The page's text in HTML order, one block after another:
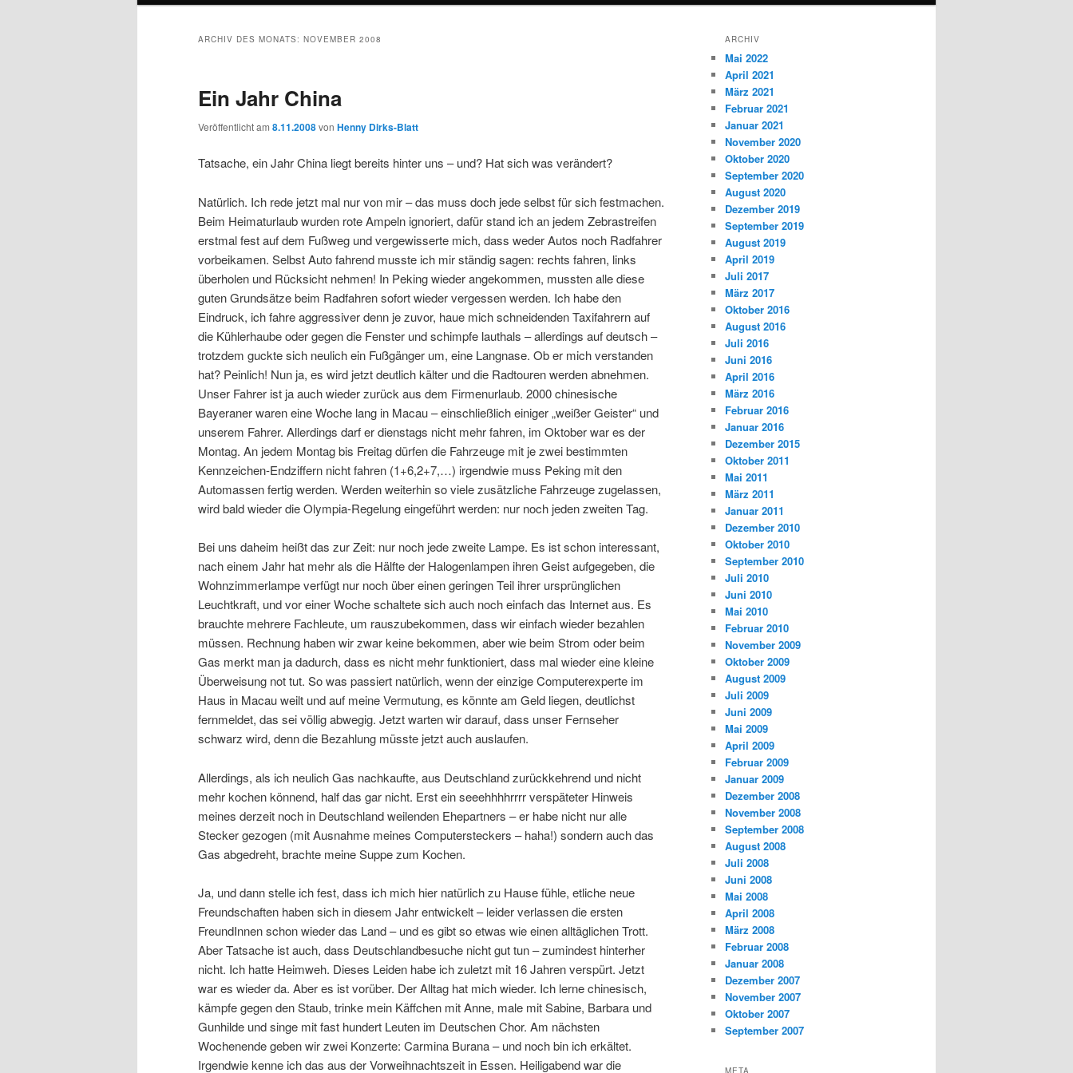
ARCHIV DES MONATS: NOVEMBER 2008
Ein Jahr China
Veröffentlicht am 8.11.2008von Henny Dirks-Blatt
Tatsache, ein Jahr China liegt bereits hinter uns – und? Hat sich was verändert?
Natürlich. Ich rede jetzt mal nur von mir – das muss doch jede selbst für sich festmachen.
Beim Heimaturlaub wurden rote Ampeln ignoriert, dafür stand ich an jedem Zebrastreifen
erstmal fest auf dem Fußweg und vergewisserte mich, dass weder Autos noch Radfahrer
vorbeikamen. Selbst Auto fahrend musste ich mir ständig sagen: rechts fahren, links
überholen und Rücksicht nehmen! In Peking wieder angekommen, mussten alle diese
guten Grundsätze beim Radfahren sofort wieder vergessen werden. Ich habe den
Eindruck, ich fahre aggressiver denn je zuvor, haue mich schneidenden Taxifahrern auf
die Kühlerhaube oder gegen die Fenster und schimpfe lauthals – allerdings auf deutsch –
trotzdem guckte sich neulich ein Fußgänger um, eine Langnase. Ob er mich verstanden
hat? Peinlich! Nun ja, es wird jetzt deutlich kälter und die Radtouren werden abnehmen.
Unser Fahrer ist ja auch wieder zurück aus dem Firmenurlaub. 2000 chinesische
Bayeraner waren eine Woche lang in Macau – einschließlich einiger „weißer Geister“ und
unserem Fahrer. Allerdings darf er dienstags nicht mehr fahren, im Oktober war es der
Montag. An jedem Montag bis Freitag dürfen die Fahrzeuge mit je zwei bestimmten
Kennzeichen-Endziffern nicht fahren (1+6,2+7,…) irgendwie muss Peking mit den
Automassen fertig werden. Werden weiterhin so viele zusätzliche Fahrzeuge zugelassen,
wird bald wieder die Olympia-Regelung eingeführt werden: nur noch jeden zweiten Tag.
Bei uns daheim heißt das zur Zeit: nur noch jede zweite Lampe. Es ist schon interessant,
nach einem Jahr hat mehr als die Hälfte der Halogenlampen ihren Geist aufgegeben, die
Wohnzimmerlampe verfügt nur noch über einen geringen Teil ihrer ursprünglichen
Leuchtkraft, und vor einer Woche schaltete sich auch noch einfach das Internet aus. Es
brauchte mehrere Fachleute, um rauszubekommen, dass wir einfach wieder bezahlen
müssen. Rechnung haben wir zwar keine bekommen, aber wie beim Strom oder beim
Gas merkt man ja dadurch, dass es nicht mehr funktioniert, dass mal wieder eine kleine
Überweisung not tut. So was passiert natürlich, wenn der einzige Computerexperte im
Haus in Macau weilt und auf meine Vermutung, es könnte am Geld liegen, deutlichst
fernmeldet, das sei völlig abwegig. Jetzt warten wir darauf, dass unser Fernseher
schwarz wird, denn die Bezahlung müsste jetzt auch auslaufen.
Allerdings, als ich neulich Gas nachkaufte, aus Deutschland zurückkehrend und nicht
mehr kochen könnend, half das gar nicht. Erst ein seeehhhhrrrr verspäteter Hinweis
meines derzeit noch in Deutschland weilenden Ehepartners – er habe nicht nur alle
Stecker gezogen (mit Ausnahme meines Computersteckers – haha!) sondern auch das
Gas abgedreht, brachte meine Suppe zum Kochen.
Ja, und dann stelle ich fest, dass ich mich hier natürlich zu Hause fühle, etliche neue
Freundschaften haben sich in diesem Jahr entwickelt – leider verlassen die ersten
FreundInnen schon wieder das Land – und es gibt so etwas wie einen alltäglichen Trott.
Aber Tatsache ist auch, dass Deutschlandbesuche nicht gut tun – zumindest hinterher
nicht. Ich hatte Heimweh. Dieses Leiden habe ich zuletzt mit 16 Jahren verspürt. Jetzt
war es wieder da. Aber es ist vorüber. Der Alltag hat mich wieder. Ich lerne chinesisch,
kämpfe gegen den Staub, trinke mein Käffchen mit Anne, male mit Sabine, Barbara und
Gunhilde und singe mit fast hundert Leuten im Deutschen Chor. Am nächsten
Wochenende geben wir zwei Konzerte: Carmina Burana – und noch bin ich erkältet.
Irgendwie kenne ich das aus der Vorweihnachtszeit in Essen. Heiligabend war die
ARCHIV
Mai 2022
April 2021
März 2021
Februar 2021
Januar 2021
November 2020
Oktober 2020
September 2020
August 2020
Dezember 2019
September 2019
August 2019
April 2019
Juli 2017
März 2017
Oktober 2016
August 2016
Juli 2016
Juni 2016
April 2016
März 2016
Februar 2016
Januar 2016
Dezember 2015
Oktober 2011
Mai 2011
März 2011
Januar 2011
Dezember 2010
Oktober 2010
September 2010
Juli 2010
Juni 2010
Mai 2010
Februar 2010
November 2009
Oktober 2009
August 2009
Juli 2009
Juni 2009
Mai 2009
April 2009
Februar 2009
Januar 2009
Dezember 2008
November 2008
September 2008
August 2008
Juli 2008
Juni 2008
Mai 2008
April 2008
März 2008
Februar 2008
Januar 2008
Dezember 2007
November 2007
Oktober 2007
September 2007
META